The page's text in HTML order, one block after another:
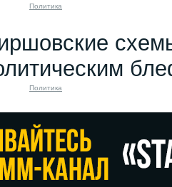
Политика
Политика